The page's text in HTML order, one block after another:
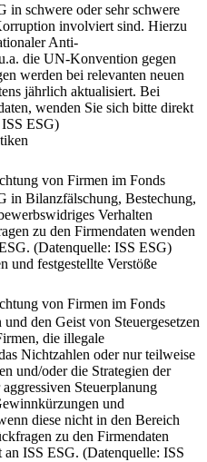
in schwere oder sehr schwere
involviert sind. Hierzu
Anti-
die UN-Konvention gegen
werden bei relevanten neuen
jährlich aktualisiert. Bei
wenden Sie sich bitte direkt
ESG)
von Firmen im Fonds
in Bilanzfälschung, Bestechung,
Verhalten
zu den Firmendaten wenden
(Datenquelle: ISS ESG)
und festgestellte Verstöße
von Firmen im Fonds
den Geist von Steuergesetzen
die illegale
Nichtzahlen oder nur teilweise
und/oder die Strategien der
Steuerplanung
und
diese nicht in den Bereich
zu den Firmendaten
ISS ESG. (Datenquelle: ISS